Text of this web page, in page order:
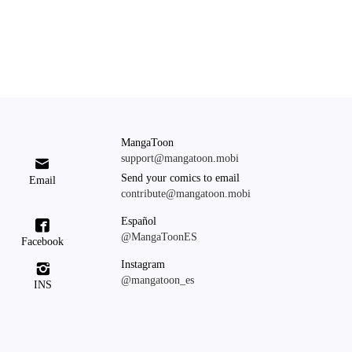

Email
MangaToon
support@mangatoon.mobi
Send your comics to email
contribute@mangatoon.mobi

Facebook
Español
@MangaToonES

INS
Instagram
@mangatoon_es